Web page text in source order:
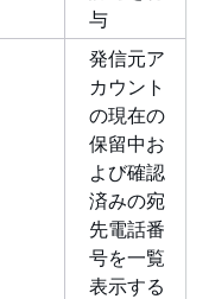
与
発信元ア
カウント
の現在の
保留中お
よび確認
済みの宛
先電話番
号を一覧
表示する